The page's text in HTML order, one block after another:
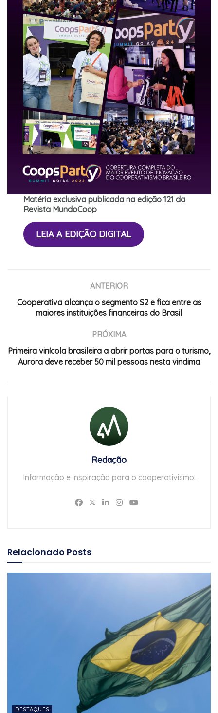
Matéria exclusiva publicada na edição 121 da
Revista MundoCoop
LEIA A EDIÇÃO DIGITAL
ANTERIOR
Cooperativa alcança o segmento S2 e fica entre as
maiores instituições financeiras do Brasil
PRÓXIMA
Primeira vinícola brasileira a abrir portas para o turismo,
Aurora deve receber 50 mil pessoas nesta vindima
Redação
Informação e inspiração para o cooperativismo.
Relacionado Posts
DESTAQUES